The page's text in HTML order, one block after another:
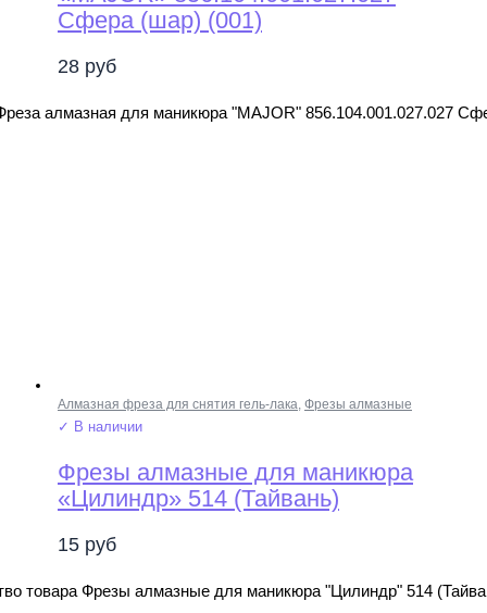
Сфера (шар) (001)
28 руб
алмазная для маникюра "MAJOR" 856.104.001.027.027
Алмазная фреза для снятия гель-лака Фрезы алмазные
✓ В наличии
Фрезы алмазные для маникюра
«Цилиндр» 514 (Тайвань)
15 руб
товара Фрезы алмазные для маникюра "Цилиндр" 514